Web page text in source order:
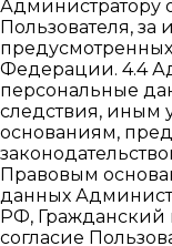
Администратору
Пользователя,
Федерации. 4.4
персональные
следствия, иным
основаниям,
Правовым
данных
РФ, Гражданский
согласие